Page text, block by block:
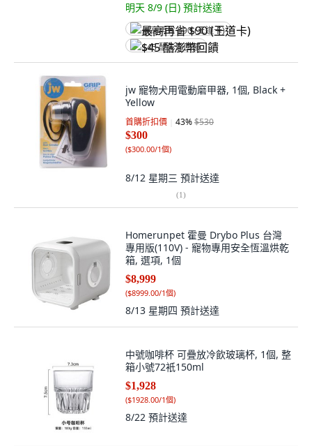
明天 8/9 (日) 預計送達
最高再省 $90 (王道卡)
$45 酷澎幣回饋
jw 寵物犬用電動磨甲器, 1個, Black +
Yellow
首購折扣價 43%$530
$300
($300.00/1個)
8/12 星期三 預計送達
(1)
Homerunpet 霍曼 Drybo Plus 台灣
專用版(110V) - 寵物專用安全恆溫烘乾
箱, 選項, 1個
$8,999
($8999.00/1個)
8/13 星期四 預計送達
中號咖啡杯 可疊放冷飲玻璃杯, 1個, 整
箱小號72衹150ml
$1,928
($1928.00/1個)
8/22 預計送達